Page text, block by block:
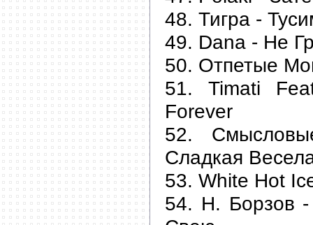
48. Тигра -
49. Dana - Не
50. Отпетые
51. Timati
Forever
52.
Сладкая
53. White Hot
54. Н. Борзов